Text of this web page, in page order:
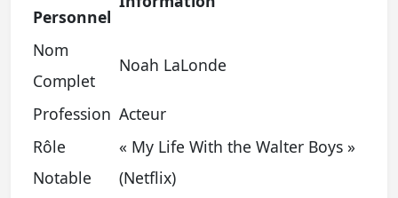
Personnel
Nom
Complet
Noah LaLonde
Profession Acteur
Rôle
Notable
« My Life With the Walter Boys »
(Netflix)